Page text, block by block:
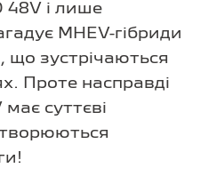
48V і лише
MHEV-гібриди
що зустрічаються
Проте насправді
суттєві